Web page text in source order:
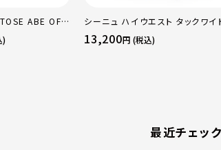
ABE OF
ト
ルチカラー 50
)
シーニュ ハイウエスト タックワイ
ンツ ボトムス オフホワイト 0
13,200円 (税込)
最近チェッ